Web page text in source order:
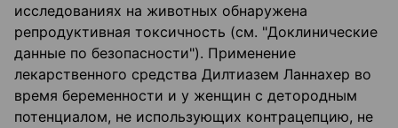
исследованиях на животных обнаружена
репродуктивная токсичность (см. "Доклинические
данные по безопасности"). Применение
лекарственного средства Дилтиазем Ланнахер во
время беременности и у женщин с детородным
потенциалом, не использующих контрацепцию, не